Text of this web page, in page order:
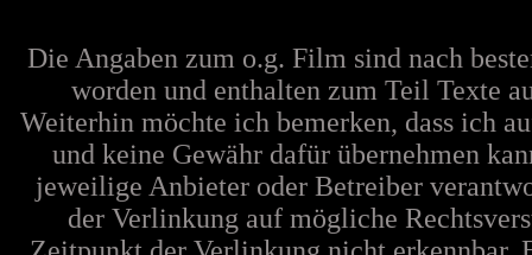
Die Angaben zum o.g. Film sind nach
worden und enthalten zum Teil Texte
Weiterhin möchte ich bemerken, dass ich
und keine Gewähr dafür übernehmen
jeweilige Anbieter oder Betreiber
der Verlinkung auf mögliche